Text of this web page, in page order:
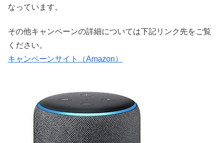
なっています。
その他キャンペーンの詳細については下記リンク先をご覧
ください。
キャンペーンサイト（Amazon）